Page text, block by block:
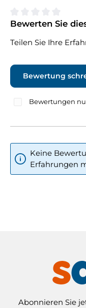
Durchschnittliche
Bewerten Sie
Teilen Sie Ihre
Bewertung
Bewertungen
Keine
Erfahrungen
Abonnieren Sie